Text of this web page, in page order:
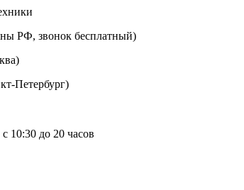
РФ, звонок бесплатный)
Петербург)
10:30 до 20 часов